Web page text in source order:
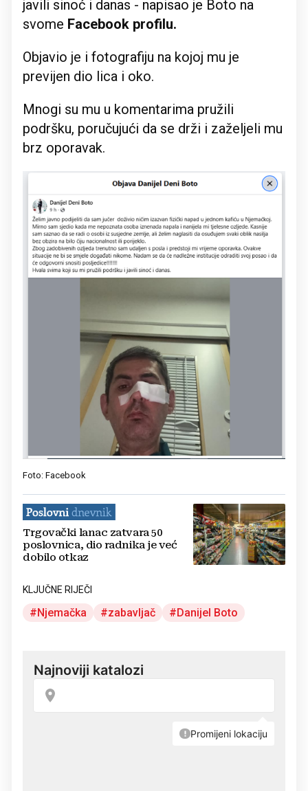
javili sinoć i danas - napisao je Boto na
svome Facebook profilu.
Objavio je i fotografiju na kojoj mu je
previjen dio lica i oko.
Mnogi su mu u komentarima pružili
podršku, poručujući da se drži i zaželjeli mu
brz oporavak.
Foto: Facebook
Trgovački lanac zatvara 50
poslovnica, dio radnika je već
dobilo otkaz
KLJUČNE RIJEČI
Njemačka zabavljač Danijel Boto